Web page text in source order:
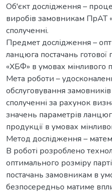
Об'єкт дослідження –
виробів замовникам ПрАТ
сполученні.
Предмет дослідження –
ланцюга постачань
«ХБФ» в умовах мінливого
Мета роботи –
обслуговування
сполученні за рахунок
значень параметрів
продукції в умовах
Метод дослідження –
В роботі розроблено
оптимального розміру
постачань замовникам в
безпосередньо матиме